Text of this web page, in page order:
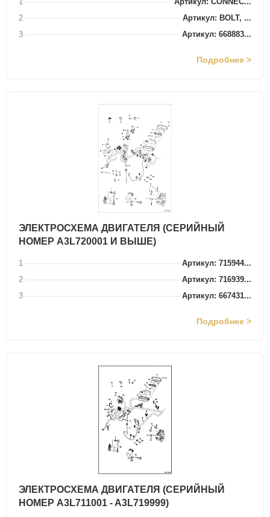
2
Артикул: BOLT, ...
3
Артикул: 668883...
Подробнее >
ЭЛЕКТРОСХЕМА ДВИГАТЕЛЯ (СЕРИЙНЫЙ
НОМЕР A3L720001 И ВЫШЕ)
1
Артикул: 715944...
2
Артикул: 716939...
3
Артикул: 667431...
Подробнее >
ЭЛЕКТРОСХЕМА ДВИГАТЕЛЯ (СЕРИЙНЫЙ
НОМЕР A3L711001 - A3L719999)